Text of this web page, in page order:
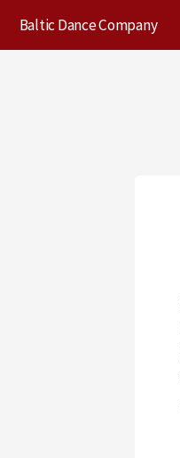
Baltic Dance Company